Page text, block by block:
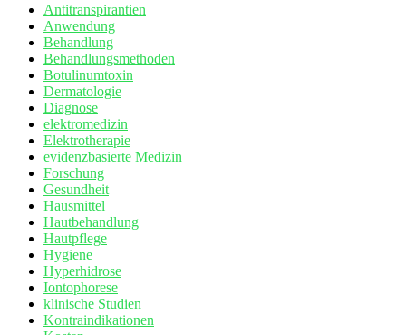
Antitranspirantien
Anwendung
Behandlung
Behandlungsmethoden
Botulinumtoxin
Dermatologie
Diagnose
elektromedizin
Elektrotherapie
evidenzbasierte Medizin
Forschung
Gesundheit
Hausmittel
Hautbehandlung
Hautpflege
Hygiene
Hyperhidrose
Iontophorese
klinische Studien
Kontraindikationen